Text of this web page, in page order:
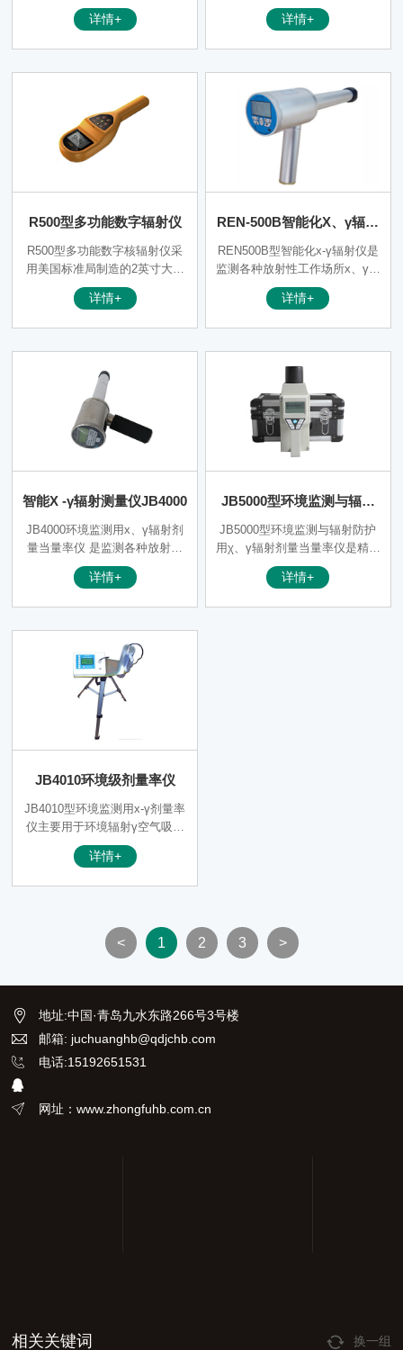
（X）射线的多功能辐射检测
仪，采用美国LND公司的Mica窗
面污染活度。
详情+
测量的多功能仪，是根据核快速
应急反应监测技术要求，专门为
γ辐射的方面而设计，是一种高
灵敏度智能化便携式仪器。它兼
具表面沾污监测仪和X，γ剂量
率仪两种仪器的功能，既可用来
测量αβ引起的表面沾污，又可用
来测量Xγ辐射剂量率。对α和β
柄按键操作，测量单位cps\cpm
\Bq/cm2可转换.主要应用在疾病
控制中心、放射性工作场所、实
验室、医 院、同位素生产厂
房、工作台面等αβ放射性污染与
γ辐射场所辐射剂量率检测。
详情+
R500型多功能数字辐射仪
R500型多功能数字核辐射仪采
用美国标准局制造的2英寸大型
扁平螺旋式传感器， 灵敏度
高，可快速检测α、β、γ和χ射
提高反映灵敏度。r500数字核辐
射仪符合人体工程学，抗饱和电
路可避免电磁波的干扰，具有安
全校准功能，可避免校准人员的
辐射接触。产品有欧洲ce认证标
在餐厅，酒店，家庭，公共场
所，实验室，采石场，金属处理
厂，油田和供油管道装备，环境
保护，警察局等部门。
详情+
REN-500B智能化X、γ辐射
仪
REN500B型智能化х-γ辐射仪是
监测各种放射性工作场所х、γ射
线辐射剂量率的专用仪器。和国
内同类仪器相比，该仪器具有更
卫生、环保、冶金、石油、化
工、医 院、加速器、工业探
伤、放射性试验室、商检等需进
行辐射环境与辐射防护检测的场
详情+
智能X -γ辐射测量仪JB4000
JB4000环境监测用x、γ辐射剂
量当量率仪 是监测各种放射性
工作场所х、γ射线辐射剂量率的
专用仪器。和国内同类仪器相
石油、化工、放射性试验室、商
检等需进行辐射环境与辐射防护
检测的场合。
详情+
JB5000型环境监测与辐射
防护用X、γ辐射剂量当量率
仪
JB5000型环境监测与辐射防护
用χ、γ辐射剂量当量率仪是精博
公司新推出的一款手持式辐射检
测设备，是在成熟产品JB4000
详情+
JB4010环境级剂量率仪
JB4010型环境监测用х-γ剂量率
仪主要用于环境辐射γ空气吸收
剂量率的测量，用于工业放射性
辐射（探伤）监测、X-γ辐射源
生等部门的辐射监测等。和国内
同类仪器相比，该仪器具有更大
性。
详情+
< 1 2 3 >
地址:中国·青岛九水东路266号3号楼
邮箱: juchuanghb@qdjchb.com
电话:15192651531
网址：www.zhongfuhb.com.cn
相关关键词 换一组